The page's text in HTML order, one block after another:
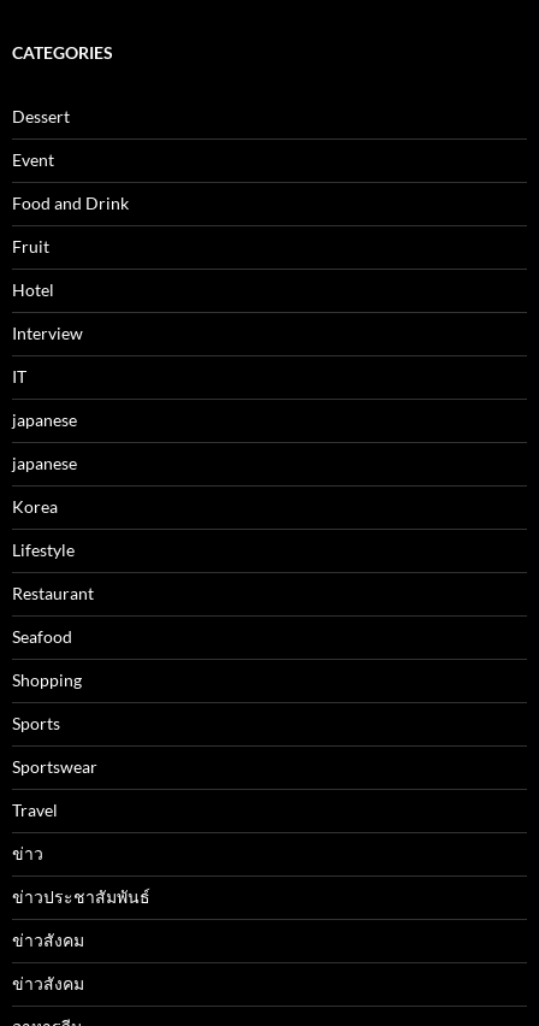
CATEGORIES
Dessert
Event
Food and Drink
Fruit
Hotel
Interview
IT
japanese
japanese
Korea
Lifestyle
Restaurant
Seafood
Shopping
Sports
Sportswear
Travel
ข่าว
ข่าวประชาสัมพันธ์
ข่าวสังคม
ข่าวสังคม